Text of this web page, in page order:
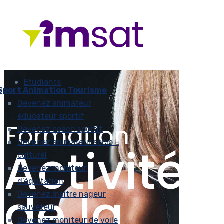
Etudiants
Animation Tourisme
Devenez animateur
éducateur sportif
Devenez coach sportif
Devenez animateur socio –
culturel
Devenez moniteur
d’équitation
Devenez maitre nageur
sauveteur
Devenez moniteur de voile
Formation
Activités